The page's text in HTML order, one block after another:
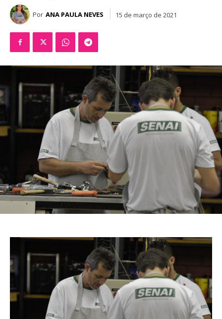
Por ANA PAULA NEVES 15 de março de 2021